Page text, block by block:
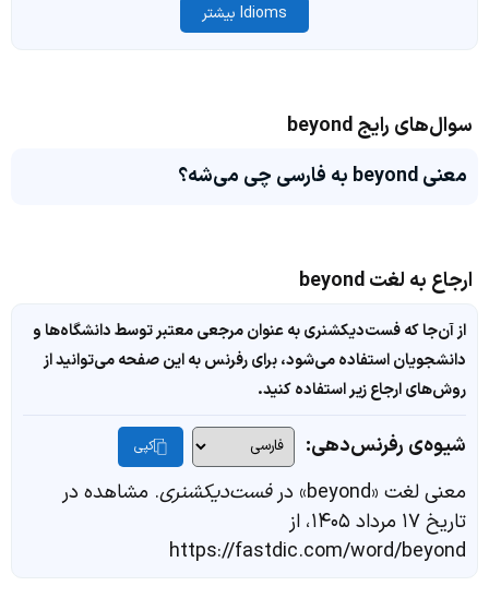
Idioms بیشتر
سوال‌های رایج beyond
معنی beyond به فارسی چی می‌شه؟
ارجاع به لغت beyond
از آن‌جا که فست‌دیکشنری به عنوان مرجعی معتبر توسط دانشگاه‌ها و
دانشجویان استفاده می‌شود، برای رفرنس به این صفحه می‌توانید از
روش‌های ارجاع زیر استفاده کنید.
شیوه‌ی رفرنس‌دهی: کپی
معنی لغت «beyond» در فست‌دیکشنری. مشاهده در
تاریخ ۱۷ مرداد ۱۴۰۵، از
https://fastdic.com/word/beyond